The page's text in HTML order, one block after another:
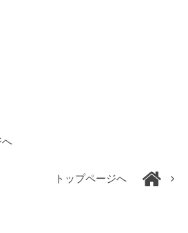
へ
トップページへ